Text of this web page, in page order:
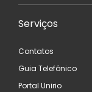
Serviços
Contatos
Guia Telefônico
Portal Unirio